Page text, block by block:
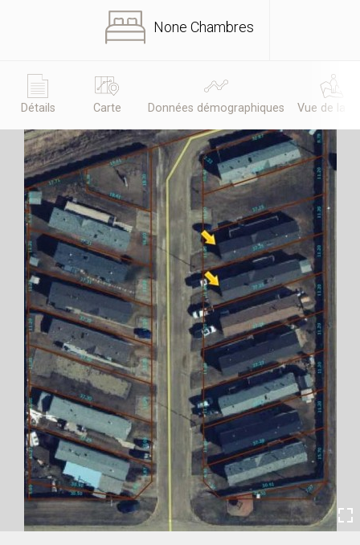
None Chambres
Détails Carte Données démographiques Vue de la